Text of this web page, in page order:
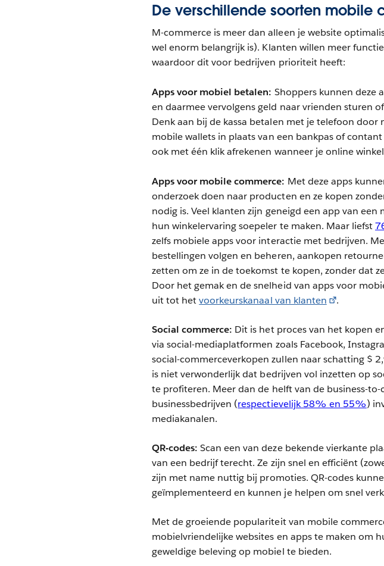
De verschillende soorten mobile
M-commerce is meer dan alleen je website
wel enorm belangrijk is). Klanten willen meer
waardoor dit voor bedrijven prioriteit heeft:
Apps voor mobiel betalen: Shoppers kunnen deze
en daarmee vervolgens geld naar vrienden sturen
Denk aan bij de kassa betalen met je telefoon
mobile wallets in plaats van een bankpas of
ook met één klik afrekenen wanneer je online
Apps voor mobile commerce: Met deze apps
onderzoek doen naar producten en ze kopen
nodig is. Veel klanten zijn geneigd een app van
hun winkelervaring soepeler te maken. Maar liefst
zelfs mobiele apps voor interactie met bedrijven.
bestellingen volgen en beheren, aankopen
zetten om ze in de toekomst te kopen, zonder dat
Door het gemak en de snelheid van apps voor
uit tot hetvoorkeurskanaal van klanten .
Social commerce: Dit is het proces van het kopen
via social-mediaplatformen zoals Facebook,
social-commerceverkopen zullen naar schatting $
is niet verwonderlijk dat bedrijven vol inzetten op
te profiteren. Meer dan de helft van de business-to-
businessbedrijven (respectievelijk 58% en 55%)
mediakanalen.
QR-codes: Scan een van deze bekende vierkante
van een bedrijf terecht. Ze zijn snel en efficiënt
zijn met name nuttig bij promoties. QR-codes
geïmplementeerd en kunnen je helpen om snel
Met de groeiende populariteit van mobile
mobielvriendelijke websites en apps te maken om
geweldige beleving op mobiel te bieden.